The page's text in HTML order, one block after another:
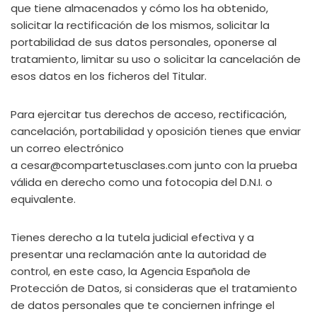
que tiene almacenados y cómo los ha obtenido,
solicitar la rectificación de los mismos, solicitar la
portabilidad de sus datos personales, oponerse al
tratamiento, limitar su uso o solicitar la cancelación de
esos datos en los ficheros del Titular.
Para ejercitar tus derechos de acceso, rectificación,
cancelación, portabilidad y oposición tienes que enviar
un correo electrónico
a cesar@compartetusclases.com junto con la prueba
válida en derecho como una fotocopia del D.N.I. o
equivalente.
Tienes derecho a la tutela judicial efectiva y a
presentar una reclamación ante la autoridad de
control, en este caso, la Agencia Española de
Protección de Datos, si consideras que el tratamiento
de datos personales que te conciernen infringe el